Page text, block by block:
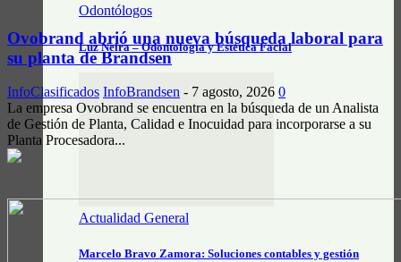
Odontólogos
Luz Neira – Odontología y Estética Facial
Actualidad General
Marcelo Bravo Zamora: Soluciones contables y gestión
Ovobrand abrió una nueva búsqueda laboral para
su planta de Brandsen
InfoClasificados InfoBrandsen - 7 agosto, 2026 0
La empresa Ovobrand se encuentra en la búsqueda de un Analista
de Gestión de Planta, Calidad e Inocuidad para incorporarse a su
Planta Procesadora...